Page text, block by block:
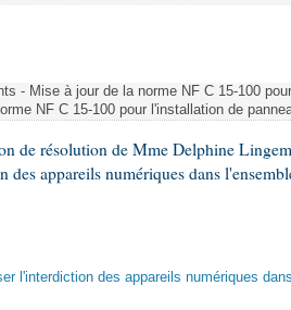
- Mise à jour de la norme NF C 15-100
NF C 15-100 pour l'installation de
de résolution de Mme Delphine
des appareils numériques dans
l'interdiction des appareils numériques